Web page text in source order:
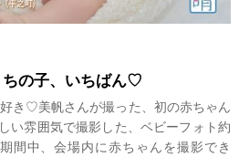
の子、いちばん♡
き♡美帆さんが撮った、初の赤ちゃん
い雰囲気で撮影した、ベビーフォト約
間中、会場内に赤ちゃんを撮影でき